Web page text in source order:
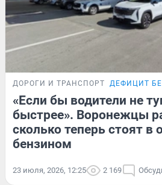
ДОРОГИ И ТРАНСПОРТ ДЕФИЦИТ
«Если бы водители не
быстрее». Воронежцы
сколько теперь стоят в
бензином
23 июля, 2026, 12:25 2 169